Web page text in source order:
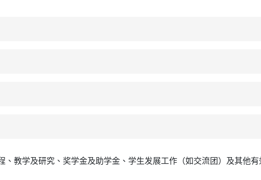
教学及研究、奖学金及助学金、学生发展工作（如交流团）及其他